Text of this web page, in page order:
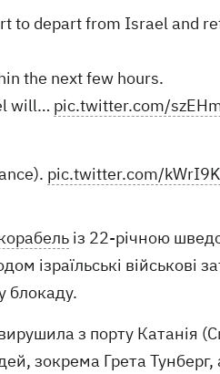
to depart from Israel and
the next few hours.
will… pic.twitter.com/
pic.twitter.com/
із 22-річною
ізраїльські військові
блокаду.
з порту Катанія
зокрема Грета Тунберг,